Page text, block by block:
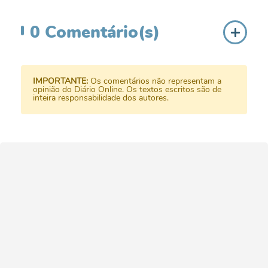
0 Comentário(s)
IMPORTANTE: Os comentários não representam a
opinião do Diário Online. Os textos escritos são de
inteira responsabilidade dos autores.